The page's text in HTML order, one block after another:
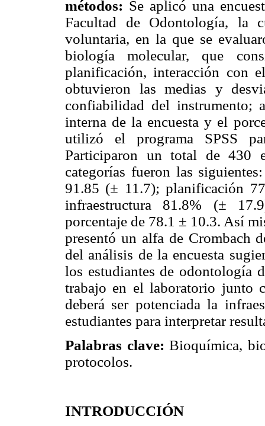
métodos: Se aplicó una
Facultad de Odontología, la
voluntaria, en la que se
biología molecular, que
planificación, interacción con
obtuvieron las medias y
confiabilidad del instrumento;
interna de la encuesta y el
utilizó el programa SPSS
Participaron un total de 430
categorías fueron las
91.85 (± 11.7); planificación
infraestructura 81.8% (±
porcentaje de 78.1 ± 10.3. Así
presentó un alfa de Crombach
del análisis de la encuesta
los estudiantes de odontología
trabajo en el laboratorio junto
deberá ser potenciada la
estudiantes para interpretar
Palabras clave: Bioquímica,
protocolos.
INTRODUCCIÓN